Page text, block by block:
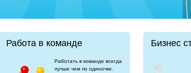
Работа в команде
Работать в команде всегда
лучше чем по одиночке.
Бизнес